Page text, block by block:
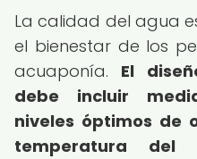
La calidad del agua
el bienestar de los
acuaponía. El
debe incluir
niveles óptimos de
temperatura del